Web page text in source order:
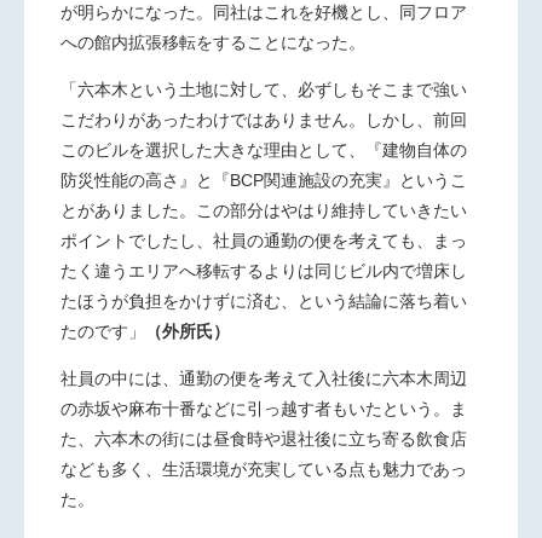
が明らかになった。同社はこれを好機とし、同フロア
への館内拡張移転をすることになった。
「六本木という土地に対して、必ずしもそこまで強い
こだわりがあったわけではありません。しかし、前回
このビルを選択した大きな理由として、『建物自体の
防災性能の高さ』と『BCP関連施設の充実』というこ
とがありました。この部分はやはり維持していきたい
ポイントでしたし、社員の通勤の便を考えても、まっ
たく違うエリアへ移転するよりは同じビル内で増床し
たほうが負担をかけずに済む、という結論に落ち着い
たのです」
（外所氏）
社員の中には、通勤の便を考えて入社後に六本木周辺
の赤坂や麻布十番などに引っ越す者もいたという。ま
た、六本木の街には昼食時や退社後に立ち寄る飲食店
なども多く、生活環境が充実している点も魅力であっ
た。